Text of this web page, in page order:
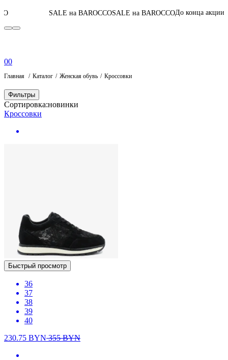
SALE на BAROCCO SALE на BAROCCO До конца акции06:07:29:03
00
Главная Каталог Женская обувь Кроссовки
Фильтры
Сортировка:новинки
Кроссовки
Быстрый просмотр
36
37
38
39
40
230.75 BYN355BYN